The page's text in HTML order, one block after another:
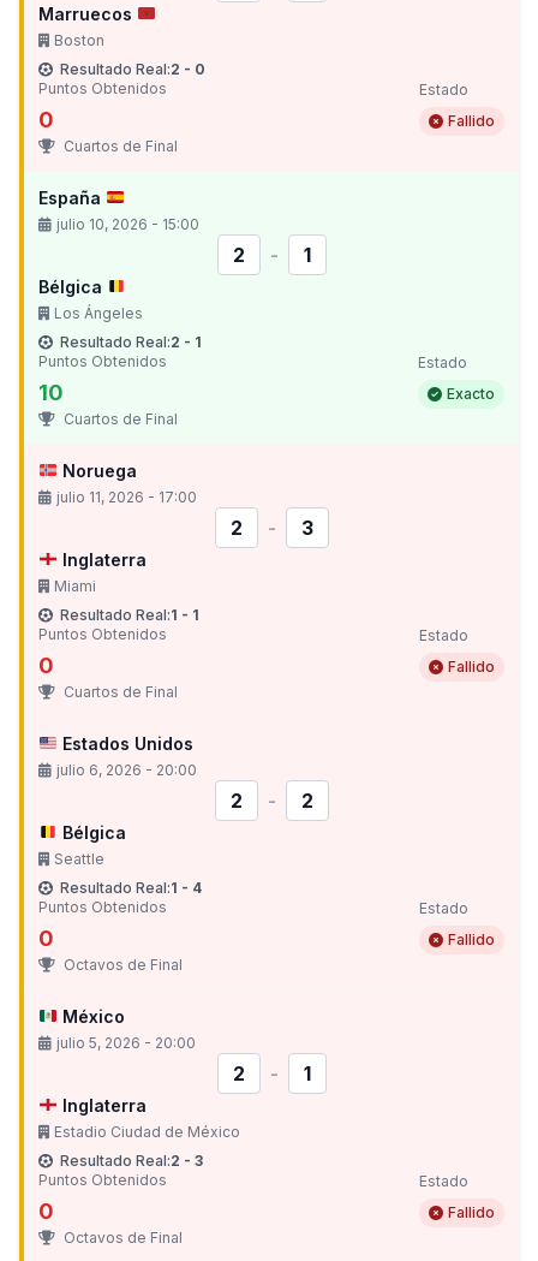
Marruecos
Boston
Resultado Real:2 - 0
Puntos Obtenidos
0
Estado
Fallido
Cuartos de Final
España
julio 10, 2026 - 15:00
2 - 1
Bélgica
Los Ángeles
Resultado Real:2 - 1
Puntos Obtenidos
10
Estado
Exacto
Cuartos de Final
Noruega
julio 11, 2026 - 17:00
2 - 3
Inglaterra
Miami
Resultado Real:1 - 1
Puntos Obtenidos
0
Estado
Fallido
Cuartos de Final
Estados Unidos
julio 6, 2026 - 20:00
2 - 2
Bélgica
Seattle
Resultado Real:1 - 4
Puntos Obtenidos
0
Estado
Fallido
Octavos de Final
México
julio 5, 2026 - 20:00
2 - 1
Inglaterra
Estadio Ciudad de México
Resultado Real:2 - 3
Puntos Obtenidos
0
Estado
Fallido
Octavos de Final